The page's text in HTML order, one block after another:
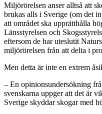
Miljörörelsen anser alltså att
brukas alls i Sverige (om det
att området ska upprätthålla
Länsstyrelsen och
eftersom de har uteslutit
miljörörelsen från att delta i
Men detta är inte en extrem
– En opinionsundersökning
svenskarna uppger att det är
Sverige skyddar skogar med